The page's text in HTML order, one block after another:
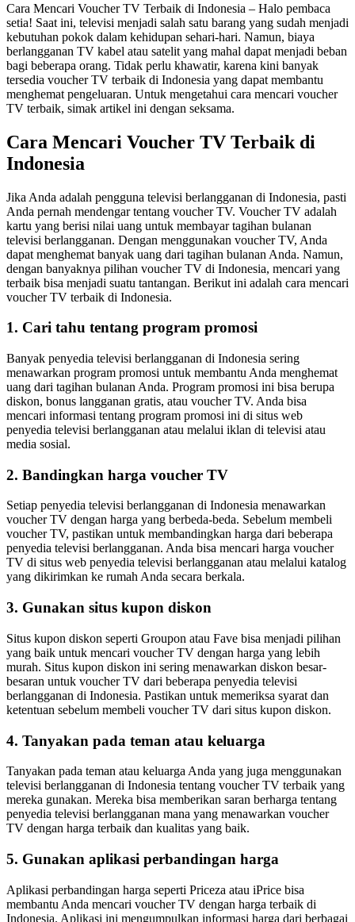
Cara Mencari Voucher TV Terbaik di Indonesia – Halo pembaca
setia! Saat ini, televisi menjadi salah satu barang yang sudah menjadi
kebutuhan pokok dalam kehidupan sehari-hari. Namun, biaya
berlangganan TV kabel atau satelit yang mahal dapat menjadi beban
bagi beberapa orang. Tidak perlu khawatir, karena kini banyak
tersedia voucher TV terbaik di Indonesia yang dapat membantu
menghemat pengeluaran. Untuk mengetahui cara mencari voucher
TV terbaik, simak artikel ini dengan seksama.
Cara Mencari Voucher TV Terbaik di
Indonesia
Jika Anda adalah pengguna televisi berlangganan di Indonesia, pasti
Anda pernah mendengar tentang voucher TV. Voucher TV adalah
kartu yang berisi nilai uang untuk membayar tagihan bulanan
televisi berlangganan. Dengan menggunakan voucher TV, Anda
dapat menghemat banyak uang dari tagihan bulanan Anda. Namun,
dengan banyaknya pilihan voucher TV di Indonesia, mencari yang
terbaik bisa menjadi suatu tantangan. Berikut ini adalah cara mencari
voucher TV terbaik di Indonesia.
1. Cari tahu tentang program promosi
Banyak penyedia televisi berlangganan di Indonesia sering
menawarkan program promosi untuk membantu Anda menghemat
uang dari tagihan bulanan Anda. Program promosi ini bisa berupa
diskon, bonus langganan gratis, atau voucher TV. Anda bisa
mencari informasi tentang program promosi ini di situs web
penyedia televisi berlangganan atau melalui iklan di televisi atau
media sosial.
2. Bandingkan harga voucher TV
Setiap penyedia televisi berlangganan di Indonesia menawarkan
voucher TV dengan harga yang berbeda-beda. Sebelum membeli
voucher TV, pastikan untuk membandingkan harga dari beberapa
penyedia televisi berlangganan. Anda bisa mencari harga voucher
TV di situs web penyedia televisi berlangganan atau melalui katalog
yang dikirimkan ke rumah Anda secara berkala.
3. Gunakan situs kupon diskon
Situs kupon diskon seperti Groupon atau Fave bisa menjadi pilihan
yang baik untuk mencari voucher TV dengan harga yang lebih
murah. Situs kupon diskon ini sering menawarkan diskon besar-
besaran untuk voucher TV dari beberapa penyedia televisi
berlangganan di Indonesia. Pastikan untuk memeriksa syarat dan
ketentuan sebelum membeli voucher TV dari situs kupon diskon.
4. Tanyakan pada teman atau keluarga
Tanyakan pada teman atau keluarga Anda yang juga menggunakan
televisi berlangganan di Indonesia tentang voucher TV terbaik yang
mereka gunakan. Mereka bisa memberikan saran berharga tentang
penyedia televisi berlangganan mana yang menawarkan voucher
TV dengan harga terbaik dan kualitas yang baik.
5. Gunakan aplikasi perbandingan harga
Aplikasi perbandingan harga seperti Priceza atau iPrice bisa
membantu Anda mencari voucher TV dengan harga terbaik di
Indonesia. Aplikasi ini mengumpulkan informasi harga dari berbagai